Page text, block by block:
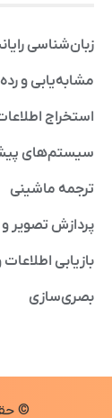
زبان‌شناسی
مشابه‌یابی و
استخراج
سیستم‌های
ترجمه ماشینی
پردازش تصویر
بازیابی
بصری‌سازی
©